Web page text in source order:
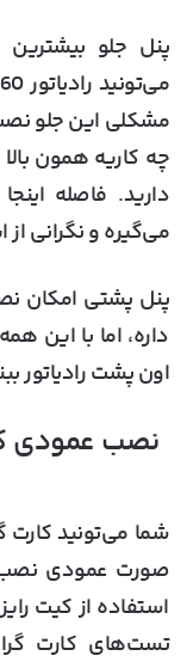
پنل جلو بیشترین
دارید. فاصله
می‌گیره و نگرانی از
داره، اما با این
اون پشت رادیاتور
صورت عمودی نصب
استفاده از کیت
تست‌های کارت